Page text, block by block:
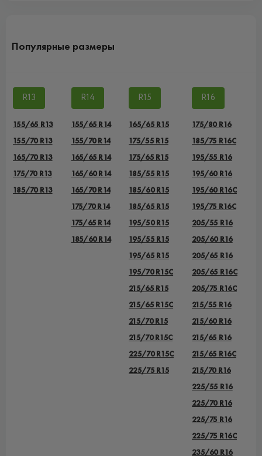
Популярные размеры
R13
155/65 R13
155/70 R13
165/70 R13
175/70 R13
185/70 R13
R14
155/65 R14
155/70 R14
165/65 R14
165/60 R14
165/70 R14
175/70 R14
175/65 R14
185/60 R14
R15
165/65 R15
175/55 R15
175/65 R15
185/55 R15
185/60 R15
185/65 R15
195/50 R15
195/55 R15
195/65 R15
195/70 R15C
215/65 R15
215/65 R15C
215/70 R15
215/70 R15C
225/70 R15C
225/75 R15
R16
175/80 R16
185/75 R16C
195/55 R16
195/60 R16
195/60 R16C
195/75 R16C
205/55 R16
205/60 R16
205/65 R16
205/65 R16C
205/75 R16C
215/55 R16
215/60 R16
215/65 R16
215/65 R16C
215/70 R16
225/55 R16
225/70 R16
225/75 R16
225/75 R16C
235/60 R16